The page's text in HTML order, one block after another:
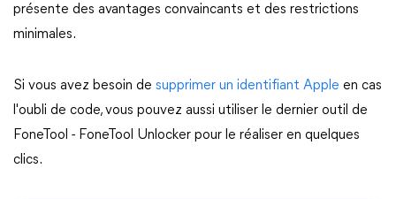
présente des avantages convaincants et des restrictions
minimales.
Si vous avez besoin de supprimer un identifiant Apple en cas
l'oubli de code, vous pouvez aussi utiliser le dernier outil de
FoneTool - FoneTool Unlocker pour le réaliser en quelques
clics.